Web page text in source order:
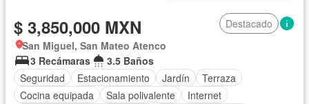
$ 3,850,000 MXN
Destacado
San Miguel, San Mateo Atenco
3 Recámaras
3.5 Baños
Seguridad
Estacionamiento Jardín
Terraza
Cocina equipada
Sala polivalente
Internet